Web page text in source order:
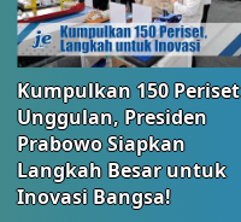
Kumpulkan 150 Periset
Unggulan, Presiden
Prabowo Siapkan
Langkah Besar untuk
Inovasi Bangsa!